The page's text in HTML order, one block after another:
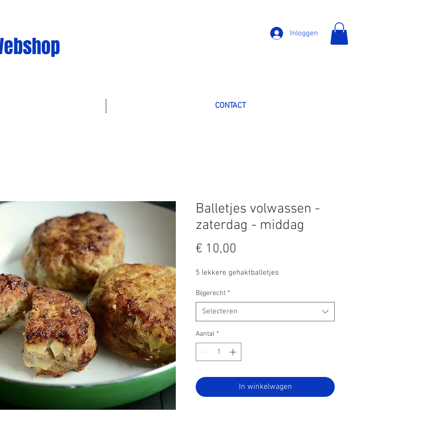
Inloggen
CONTACT
Balletjes volwassen -
zaterdag - middag
€ 10,00
5 lekkere gehaktballetjes
Bijgerecht *
Selecteren
Aantal *
In winkelwagen